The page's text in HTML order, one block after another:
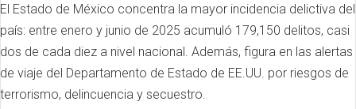
El Estado de México concentra la mayor incidencia delictiva del
país: entre enero y junio de 2025 acumuló 179,150 delitos, casi
dos de cada diez a nivel nacional. Además, figura en las alertas
de viaje del Departamento de Estado de EE.UU. por riesgos de
terrorismo, delincuencia y secuestro.